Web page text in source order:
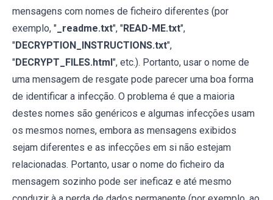
mensagens com nomes de ficheiro diferentes (por
exemplo, " _readme.txt", "READ-ME.txt",
"DECRYPTION_INSTRUCTIONS.txt",
"DECRYPT_FILES.html ", etc.). Portanto, usar o nome de
uma mensagem de resgate pode parecer uma boa forma
de identificar a infecção. O problema é que a maioria
destes nomes são genéricos e algumas infecções usam
os mesmos nomes, embora as mensagens exibidos
sejam diferentes e as infecções em si não estejam
relacionadas. Portanto, usar o nome do ficheiro da
mensagem sozinho pode ser ineficaz e até mesmo